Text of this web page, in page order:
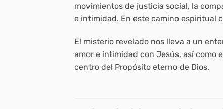
movimientos de justicia social, la
e intimidad. En este camino espiritual
El misterio revelado nos lleva a un
amor e intimidad con Jesús, así como
centro del Propósito eterno de Dios.